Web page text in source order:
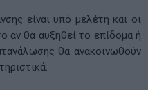
είναι υπό μελέτη και οι
αν θα αυξηθεί το επίδομα ή
θα ανακοινωθούν